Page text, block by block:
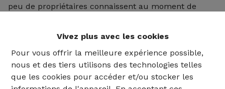
Vivez plus avec les cookies
Pour vous offrir la meilleure expérience possible,
nous et des tiers utilisons des technologies telles
que les cookies pour accéder et/ou stocker les
peu de propriétaires connaissent au moment de
thermique : la capacité d'un matériau à ralentir la
progression de la chaleur à travers la paroi. Un
isolant synthétique classique de type PUR ou PIR,
très performant contre le froid et souvent moins